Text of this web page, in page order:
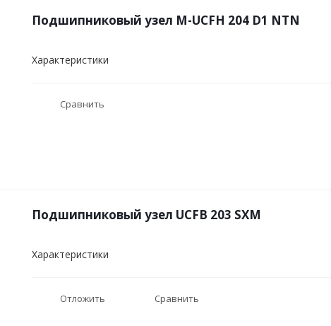
Подшипниковый узел M-UCFH 204 D1 NTN
Характеристики
Сравнить
Подшипниковый узел UCFB 203 SXM
Характеристики
Отложить Сравнить